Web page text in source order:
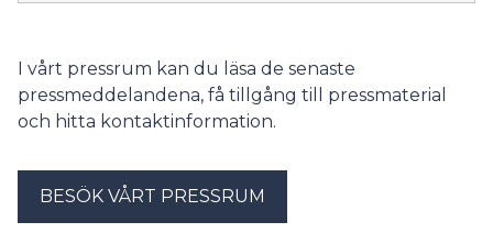
genomförde en enkät i kommunerna på fastlandet
om situationen för de kommunägda social- och
hälsovårdsfastigheterna. Enkäten besvarades av 157
kommuner.
I vårt pressrum kan du läsa de senaste
pressmeddelandena, få tillgång till pressmaterial
och hitta kontaktinformation.
BESÖK VÅRT PRESSRUM